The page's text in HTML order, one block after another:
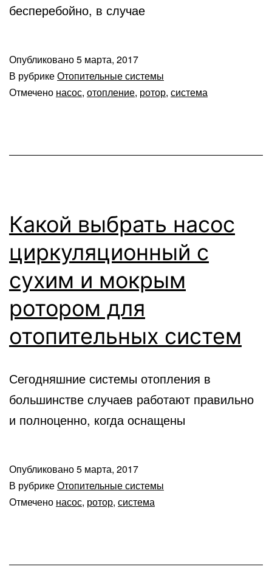
бесперебойно, в случае
Опубликовано5 марта, 2017
В рубрикеОтопительные системы
Отмечено насос, отопление, ротор, система
Какой выбрать насос
циркуляционный с
сухим и мокрым
ротором для
отопительных систем
Сегодняшние системы отопления в
большинстве случаев работают правильно
и полноценно, когда оснащены
Опубликовано5 марта, 2017
В рубрикеОтопительные системы
Отмечено насос, ротор, система